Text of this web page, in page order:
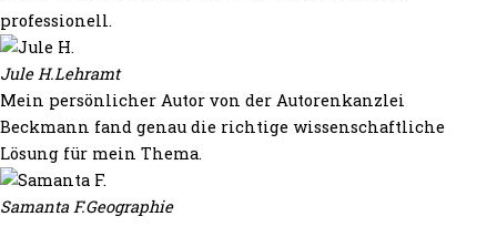
professionell.
Jule H.Lehramt
Mein persönlicher Autor von der Autorenkanzlei
Beckmann fand genau die richtige wissenschaftliche
Lösung für mein Thema.
Samanta F.Geographie